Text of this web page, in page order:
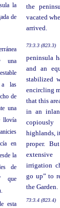
la
de
the
vacated
arrived.
una
a las
de
una
llovía
en
la
de
que
73:3.3 (823.3)
peninsula
and an
stabilized
encircling
that this
in an
highlands,
proper.
irrigation
go up” to
the Garden.
esta
73:3.4 (823.4)